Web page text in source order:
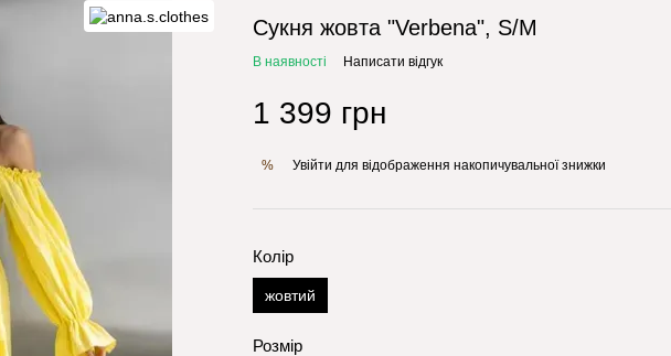
Сукня жовта "Verbena", S/M
В наявності Написати відгук
1 399 грн
% Увійти для відображення накопичувальної знижки
Колір
жовтий
Розмір